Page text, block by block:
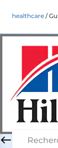
healthcare
Soins de
Erin Ollila
|
Juin 27,